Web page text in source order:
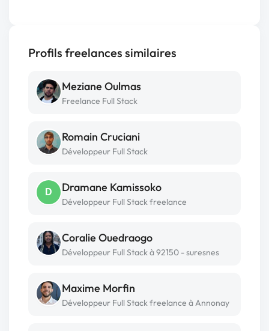
Profils freelances similaires
Meziane Oulmas
Freelance Full Stack
Romain Cruciani
Développeur Full Stack
D Dramane Kamissoko
Développeur Full Stack freelance
Coralie Ouedraogo
Développeur Full Stack à 92150 - suresnes
Maxime Morfin
Développeur Full Stack freelance à Annonay